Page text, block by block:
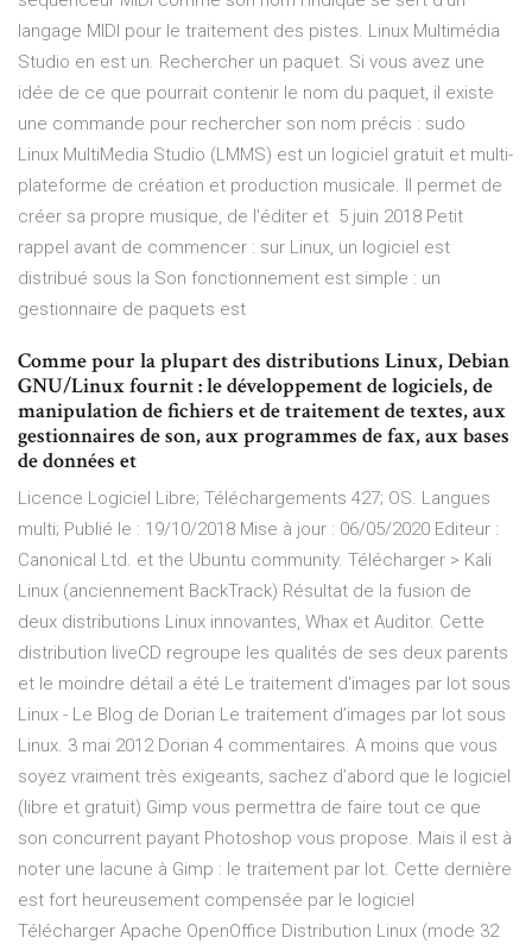
langage MIDI pour le traitement des pistes. Linux Multimédia
Studio en est un. Rechercher un paquet. Si vous avez une
idée de ce que pourrait contenir le nom du paquet, il existe
une commande pour rechercher son nom précis : sudo
Linux MultiMedia Studio (LMMS) est un logiciel gratuit et multi-
plateforme de création et production musicale. Il permet de
créer sa propre musique, de l'éditer et 5 juin 2018 Petit
rappel avant de commencer : sur Linux, un logiciel est
distribué sous la Son fonctionnement est simple : un
gestionnaire de paquets est
Comme pour la plupart des distributions Linux, Debian
GNU/Linux fournit : le développement de logiciels, de
manipulation de fichiers et de traitement de textes, aux
gestionnaires de son, aux programmes de fax, aux bases
de données et
Licence Logiciel Libre; Téléchargements 427; OS. Langues
multi; Publié le : 19/10/2018 Mise à jour : 06/05/2020 Editeur :
Canonical Ltd. et the Ubuntu community. Télécharger > Kali
Linux (anciennement BackTrack) Résultat de la fusion de
deux distributions Linux innovantes, Whax et Auditor. Cette
distribution liveCD regroupe les qualités de ses deux parents
et le moindre détail a été Le traitement d'images par lot sous
Linux - Le Blog de Dorian Le traitement d’images par lot sous
Linux. 3 mai 2012 Dorian 4 commentaires. A moins que vous
soyez vraiment très exigeants, sachez d’abord que le logiciel
(libre et gratuit) Gimp vous permettra de faire tout ce que
son concurrent payant Photoshop vous propose. Mais il est à
noter une lacune à Gimp : le traitement par lot. Cette dernière
est fort heureusement compensée par le logiciel
Télécharger Apache OpenOffice Distribution Linux (mode 32